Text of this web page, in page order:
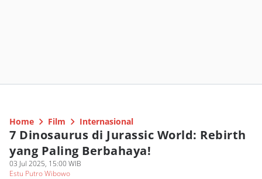
Home Film Internasional
7 Dinosaurus di Jurassic World: Rebirth
yang Paling Berbahaya!
03 Jul 2025, 15:00 WIB
Estu Putro Wibowo